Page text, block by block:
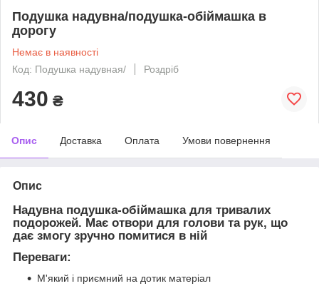
Подушка надувна/подушка-обіймашка в
дорогу
Немає в наявності
Код: Подушка надувная/
Роздріб
430 ₴
Опис Доставка Оплата Умови повернення
Опис
Надувна подушка-обіймашка для тривалих
подорожей. Має отвори для голови та рук, що
дає змогу зручно помитися в ній
Переваги:
М'який і приємний на дотик матеріал